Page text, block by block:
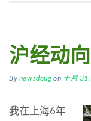
沪经动
By newsdoug on 十月
我在上海6年